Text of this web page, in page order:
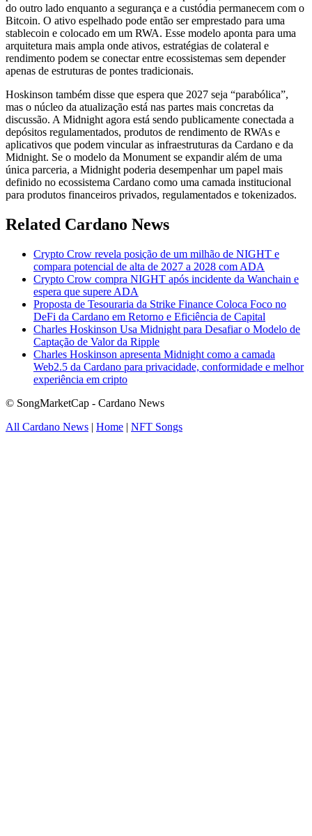
do outro lado enquanto a segurança e a custódia permanecem com o
Bitcoin. O ativo espelhado pode então ser emprestado para uma
stablecoin e colocado em um RWA. Esse modelo aponta para uma
arquitetura mais ampla onde ativos, estratégias de colateral e
rendimento podem se conectar entre ecossistemas sem depender
apenas de estruturas de pontes tradicionais.
Hoskinson também disse que espera que 2027 seja “parabólica”,
mas o núcleo da atualização está nas partes mais concretas da
discussão. A Midnight agora está sendo publicamente conectada a
depósitos regulamentados, produtos de rendimento de RWAs e
aplicativos que podem vincular as infraestruturas da Cardano e da
Midnight. Se o modelo da Monument se expandir além de uma
única parceria, a Midnight poderia desempenhar um papel mais
definido no ecossistema Cardano como uma camada institucional
para produtos financeiros privados, regulamentados e tokenizados.
Related Cardano News
Crypto Crow revela posição de um milhão de NIGHT e
compara potencial de alta de 2027 a 2028 com ADA
Crypto Crow compra NIGHT após incidente da Wanchain e
espera que supere ADA
Proposta de Tesouraria da Strike Finance Coloca Foco no
DeFi da Cardano em Retorno e Eficiência de Capital
Charles Hoskinson Usa Midnight para Desafiar o Modelo de
Captação de Valor da Ripple
Charles Hoskinson apresenta Midnight como a camada
Web2.5 da Cardano para privacidade, conformidade e melhor
experiência em cripto
© SongMarketCap - Cardano News
All Cardano News | Home | NFT Songs